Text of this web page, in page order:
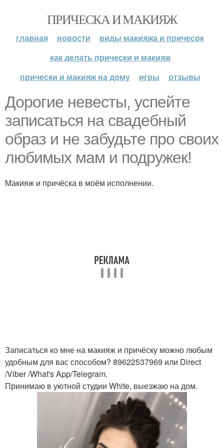
ПРИЧЕСКА И МАКИЯЖ
главная новости
виды макияжа и причесок
как делать прически и макияж
прически и макияж на дому
игры отзывы
Дорогие невесты, успейте
записаться на свадебный
образ и не забудьте про своих
любимых мам и подружек!
Макияж и причёска в моём исполнении.
Записаться ко мне на макияж и причёску можно любым
удобным для вас способом? 89622537969 или Direct
/Viber /What's App/Telegram.
Принимаю в уютной студии White, выезжаю на дом.